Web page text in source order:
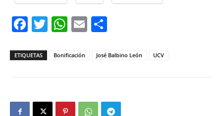
Facebook
Twitter
WhatsApp
Email
ETIQUETAS Bonificación José Balbino León UCV